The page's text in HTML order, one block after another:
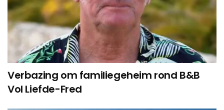
Verbazing om familiegeheim rond B&B
Vol Liefde-Fred